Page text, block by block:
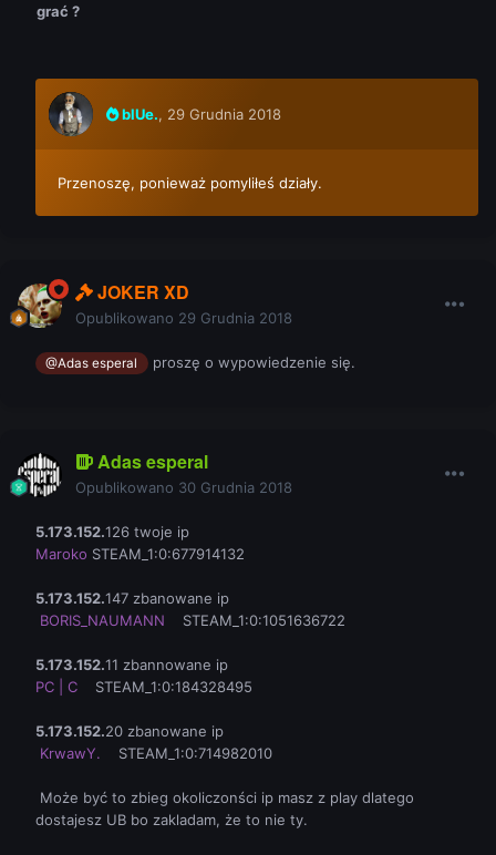
grać ?
blUe., 29 Grudnia 2018
Przenoszę, ponieważ pomyliłeś działy.
JOKER XD
Opublikowano 29 Grudnia 2018
@Adas esperal proszę o wypowiedzenie się.
Adas esperal
Opublikowano 30 Grudnia 2018
5.173.152.126 twoje ip
Maroko STEAM_1:0:677914132
5.173.152.147 zbanowane ip
BORIS_NAUMANN
STEAM_1:0:1051636722
5.173.152.11 zbannowane ip
PC | C STEAM_1:0:184328495
5.173.152.20 zbanowane ip
KrwawY.
STEAM_1:0:714982010
Może być to zbieg okoliczonści ip masz z play dlatego
dostajesz UB bo zakladam, że to nie ty.